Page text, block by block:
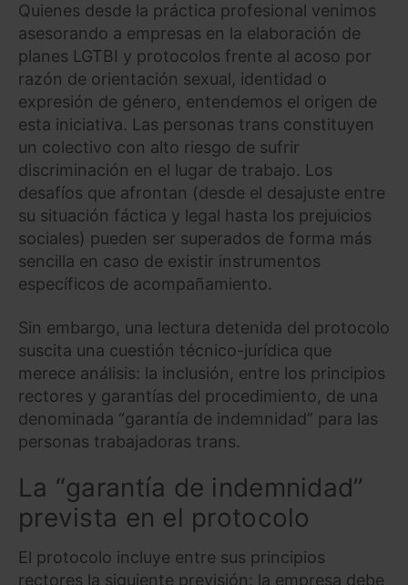
Quienes desde la práctica profesional venimos
asesorando a empresas en la elaboración de
planes LGTBI y protocolos frente al acoso por
razón de orientación sexual, identidad o
expresión de género, entendemos el origen de
esta iniciativa. Las personas trans constituyen
un colectivo con alto riesgo de sufrir
discriminación en el lugar de trabajo. Los
desafíos que afrontan (desde el desajuste entre
su situación fáctica y legal hasta los prejuicios
sociales) pueden ser superados de forma más
sencilla en caso de existir instrumentos
específicos de acompañamiento.
Sin embargo, una lectura detenida del protocolo
suscita una cuestión técnico-jurídica que
merece análisis: la inclusión, entre los principios
rectores y garantías del procedimiento, de una
denominada “garantía de indemnidad” para las
personas trabajadoras trans.
La “garantía de indemnidad”
prevista en el protocolo
El protocolo incluye entre sus principios
rectores la siguiente previsión: la empresa debe